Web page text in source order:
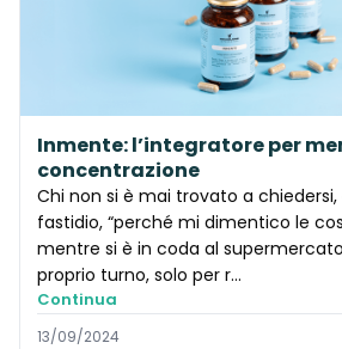
Inmente: l’integratore per
concentrazione
Chi non si è mai trovato a
fastidio, “perché mi dimentico le
mentre si è in coda al
proprio turno, solo per r...
Continua
13/09/2024